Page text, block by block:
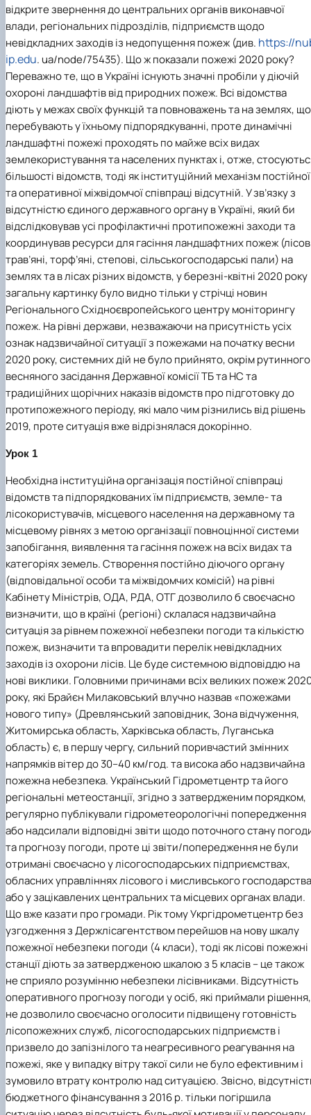
відкрите звернення до центральних органів виконавчої
влади, регіональних підрозділів, підприємств щодо
невідкладних заходів із недопущення пожеж (див. https://
ip.edu. ua/node/75435). Що ж показали пожежі 2020 року?
Переважно те, що в Україні існують значні пробіли у діючій
охороні ландшафтів від природних пожеж. Всі відомства
діють у межах своїх функцій та повноважень та на землях, що
перебувають у їхньому підпорядкуванні, проте динамічні
ландшафтні пожежі проходять по майже всіх видах
землекористування та населених пунктах і, отже,
більшості відомств, тоді як інституційний механізм постійної
та оперативної міжвідомчої співпраці відсутній. У зв’язку з
відсутністю єдиного державного органу в Україні, який би
відслідковував усі профілактичні протипожежні заходи та
координував ресурси для гасіння ландшафтних пожеж
трав’яні, торф’яні, степові, сільськогосподарські пали) на
землях та в лісах різних відомств, у березні-квітні 2020 року
загальну картинку було видно тільки у стрічці новин
Регіонального Східноєвропейського центру моніторингу
пожеж. На рівні держави, незважаючи на присутність усіх
ознак надзвичайної ситуації з пожежами на початку весни
2020 року, системних дій не було прийнято, окрім рутинного
весняного засідання Державної комісії ТБ та НС та
традиційних щорічних наказів відомств про підготовку до
протипожежного періоду, які мало чим різнились від рішень
2019, проте ситуація вже відрізнялася докорінно.
Урок 1
Необхідна інституційна організація постійної співпраці
відомств та підпорядкованих їм підприємств, земле- та
лісокористувачів, місцевого населення на державному та
місцевому рівнях з метою організації повноцінної системи
запобігання, виявлення та гасіння пожеж на всіх видах та
категоріях земель. Створення постійно діючого органу
(відповідальної особи та міжвідомчих комісій) на рівні
Кабінету Міністрів, ОДА, РДА, ОТГ дозволило б своєчасно
визначити, що в країні (регіоні) склалася надзвичайна
ситуація за рівнем пожежної небезпеки погоди та кількістю
пожеж, визначити та впровадити перелік невідкладних
заходів із охорони лісів. Це буде системною відповіддю на
нові виклики. Головними причинами всіх великих пожеж
року, які Брайєн Милаковський влучно назвав «пожежами
нового типу» (Древлянський заповідник, Зона відчуження,
Житомирська область, Харківська область, Луганська
область) є, в першу чергу, сильний поривчастий змінних
напрямків вітер до 30–40 км/год. та висока або надзвичайна
пожежна небезпека. Український Гідрометцентр та його
регіональні метеостанції, згідно з затвердженим порядком,
регулярно публікували гідрометеорологічні попередження
або надсилали відповідні звіти щодо поточного стану
та прогнозу погоди, проте ці звіти/попередження не були
отримані своєчасно у лісогосподарських підприємствах,
обласних управліннях лісового і мисливського господарства
або у зацікавлених центральних та місцевих органах влади.
Що вже казати про громади. Рік тому Укргідрометцентр без
узгодження з Держлісагентством перейшов на нову шкалу
пожежної небезпеки погоди (4 класи), тоді як лісові пожежні
станції діють за затвердженою шкалою з 5 класів – це також
не сприяло розумінню небезпеки лісівниками. Відсутність
оперативного прогнозу погоди у осіб, які приймали рішення,
не дозволило своєчасно оголосити підвищену готовність
лісопожежних служб, лісогосподарських підприємств і
призвело до запізнілого та неагресивного реагування на
пожежі, яке у випадку вітру такої сили не було ефективним і
зумовило втрату контролю над ситуацією. Звісно,
бюджетного фінансування з 2016 р. тільки погіршила